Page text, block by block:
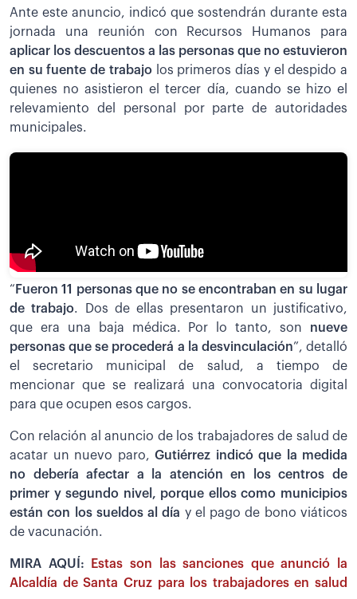
Ante este anuncio, indicó que sostendrán durante esta
jornada una reunión con Recursos Humanos para
aplicar los descuentos a las personas que no estuvieron
en su fuente de trabajo los primeros días y el despido a
quienes no asistieron el tercer día, cuando se hizo el
relevamiento del personal por parte de autoridades
municipales.
“ Fueron 11 personas que no se encontraban en su lugar
de trabajo. Dos de ellas presentaron un justificativo,
que era una baja médica. Por lo tanto, son nueve
personas que se procederá a la desvinculación”, detalló
el secretario municipal de salud, a tiempo de
mencionar que se realizará una convocatoria digital
para que ocupen esos cargos.
Con relación al anuncio de los trabajadores de salud de
acatar un nuevo paro, Gutiérrez indicó que la medida
no debería afectar a la atención en los centros de
primer y segundo nivel, porque ellos como municipios
están con los sueldos al día y el pago de bono viáticos
de vacunación.
MIRA AQUÍ:
Estas son las sanciones que anunció la
Alcaldía de Santa Cruz para los trabajadores en salud